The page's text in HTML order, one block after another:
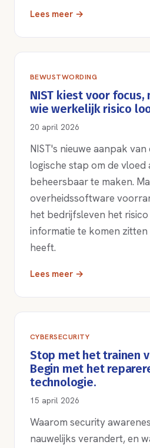
Lees meer →
BEWUSTWORDING
NIST kiest voor
wie werkelijk risico
20 april 2026
NIST's nieuwe aanpak van
logische stap om de vloed
beheersbaar te maken.
overheidssoftware
het bedrijfsleven het
informatie te komen zitten
heeft.
Lees meer →
CYBERSECURITY
Stop met het trainen
Begin met het
technologie.
15 april 2026
Waarom security
nauwelijks verandert, en